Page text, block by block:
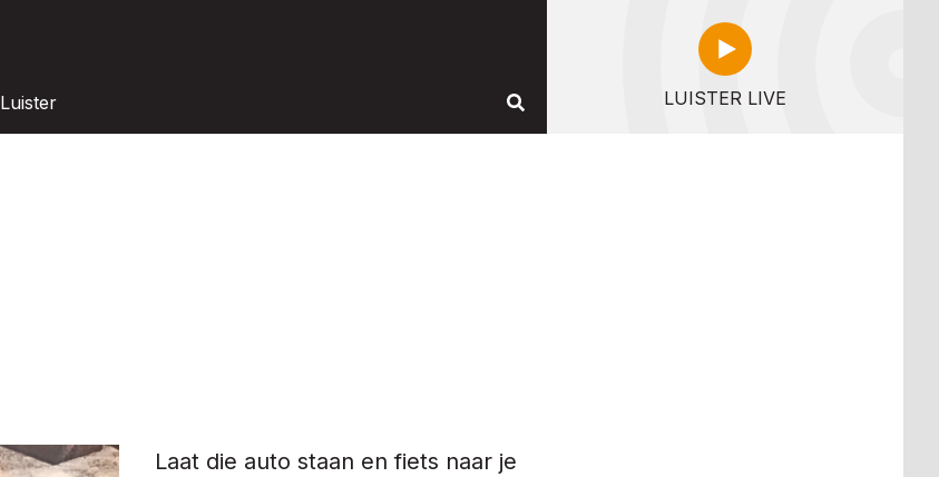
Luister LUISTER LIVE
Laat die auto staan en fiets naar je